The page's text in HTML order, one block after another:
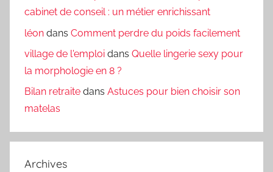
cabinet de conseil : un métier enrichissant
léon dans Comment perdre du poids facilement
village de l'emploi dans Quelle lingerie sexy pour
la morphologie en 8 ?
Bilan retraite dans Astuces pour bien choisir son
matelas
Archives